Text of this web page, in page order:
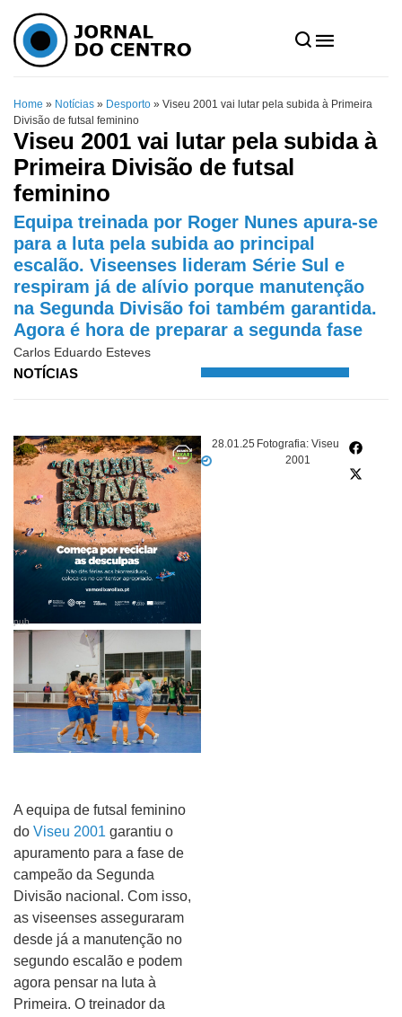
Home » Notícias » Desporto » Viseu 2001 vai lutar pela subida à Primeira
Divisão de futsal feminino
Viseu 2001 vai lutar pela subida à
Primeira Divisão de futsal
feminino
Equipa treinada por Roger Nunes apura-se
para a luta pela subida ao principal
escalão. Viseenses lideram Série Sul e
respiram já de alívio porque manutenção
na Segunda Divisão foi também garantida.
Agora é hora de preparar a segunda fase
Carlos Eduardo Esteves
NOTÍCIAS
28.01.25 Fotografia: Viseu
2001
pub
A equipa de futsal feminino
do Viseu 2001 garantiu o
apuramento para a fase de
campeão da Segunda
Divisão nacional. Com isso,
as viseenses asseguraram
desde já a manutenção no
segundo escalão e podem
agora pensar na luta à
Primeira. O treinador da